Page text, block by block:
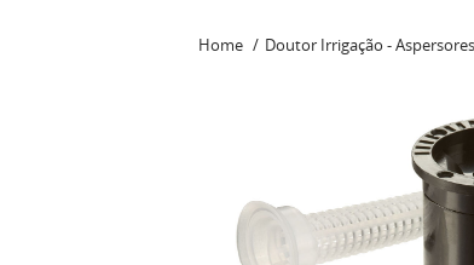
Home Doutor Irrigação -